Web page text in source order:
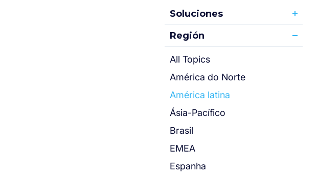
Soluciones
Región
All Topics
América do Norte
América latina
Ásia-Pacífico
Brasil
EMEA
Espanha